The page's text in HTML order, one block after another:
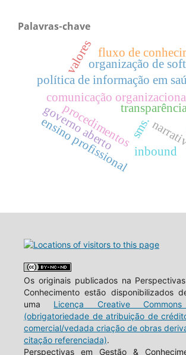
Palavras-chave
política de informação em
transparência
governo aberto
comunicação
procedimentossms.
ensino profissional
organização de
valores
inbound
fluxo de
Os originais publicados na
Conhecimento estão disponibilizados
uma Licença Creative
(obrigatoriedade de atribuição de
comercial/vedada criação de obras
citação referenciada).
Perspectivas em Gestão &